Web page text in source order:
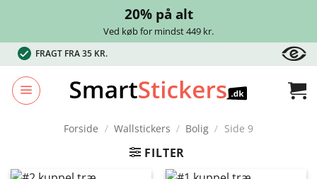
20% på alt
Ved køb for mindst 449 kr.
Fortsæt
til
indhold
FRAGT FRA 35 KR.
Forside / Wallstickers / Bolig / Side 9
FILTER